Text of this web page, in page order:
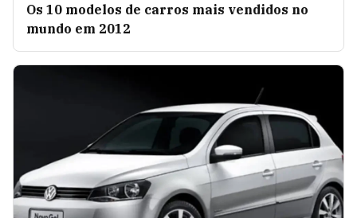
Os 10 modelos de carros mais vendidos no
mundo em 2012